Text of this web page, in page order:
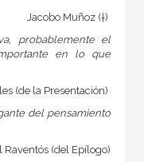
Jacobo Muñoz (†)
probablemente el
en lo que
(de la Presentación)
del pensamiento
Raventós (del Epílogo)